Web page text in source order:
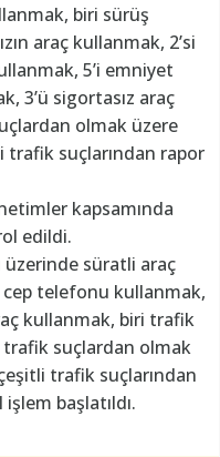
biri sürüş
araç kullanmak, 2’si
5’i emniyet
3’ü sigortasız araç
olmak üzere
suçlarından rapor
kapsamında
edildi.
üzerinde süratli araç
cep telefonu kullanmak,
kullanmak, biri trafik
trafik suçlardan olmak
trafik suçlarından
başlatıldı.